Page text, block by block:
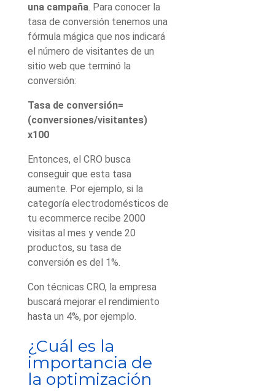
una campaña . Para conocer la
tasa de conversión tenemos una
fórmula mágica que nos indicará
el número de visitantes de un
sitio web que terminó la
conversión:
Tasa de conversión=
(conversiones/visitantes)
x100
Entonces, el CRO busca
conseguir que esta tasa
aumente. Por ejemplo, si la
categoría electrodomésticos de
tu ecommerce recibe 2000
visitas al mes y vende 20
productos, su tasa de
conversión es del 1%.
Con técnicas CRO, la empresa
buscará mejorar el rendimiento
hasta un 4%, por ejemplo.
¿Cuál es la
importancia de
la optimización